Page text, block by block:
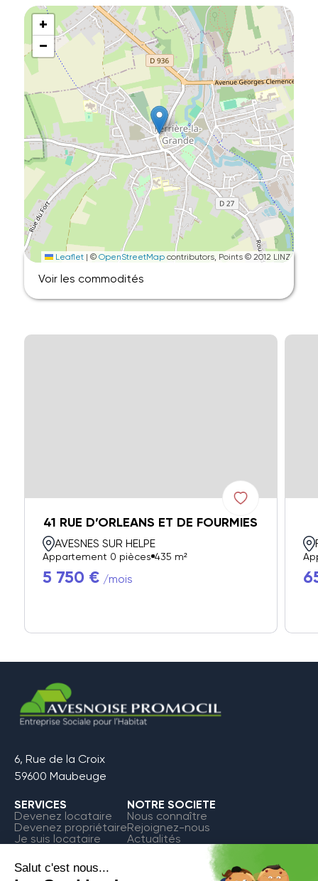
+
−
Leaflet | ©OpenStreetMap contributors, Points © 2012 LINZ
Voir les commodités
41 RUE D’ORLEANS ET DE FOURMIES
AVESNES SUR HELPE
Appartement 0 pièces 435 m²
5 750 € /mois
6, Rue de la Croix
59600 Maubeuge
SERVICES
Devenez locataire
Devenez propriétaire
Je suis locataire
NOTRE SOCIETE
Nous connaître
Rejoignez-nous
Actualités